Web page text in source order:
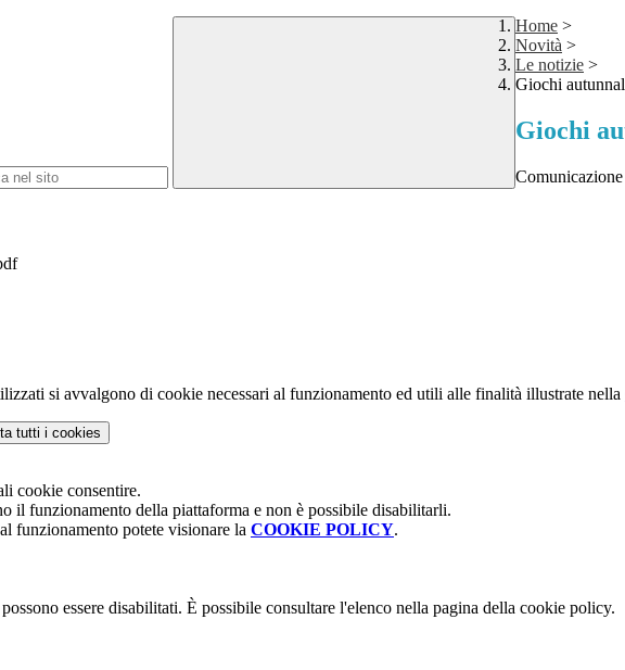
Home >
Novità >
Le notizie >
Giochi
Giochi
si avvalgono di cookie necessari al funzionamento ed utili alle finalità illustrate nella
tutti i cookies
cookie consentire.
il funzionamento della piattaforma e non è possibile disabilitarli.
funzionamento potete visionare la COOKIE POLICY.
essere disabilitati. È possibile consultare l'elenco nella pagina della cookie policy.